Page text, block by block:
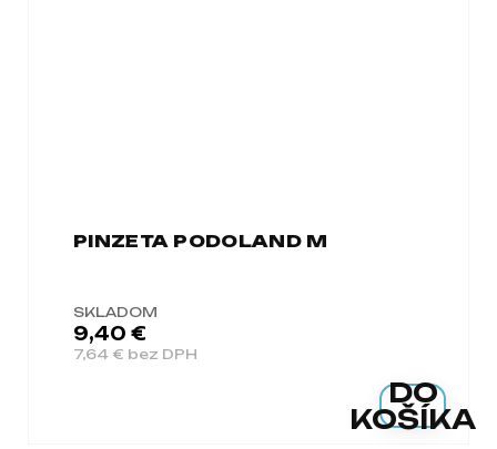
PINZETA PODOLAND M
SKLADOM
7,64 € bez DPH
9,40 €
DO
KOŠÍKA